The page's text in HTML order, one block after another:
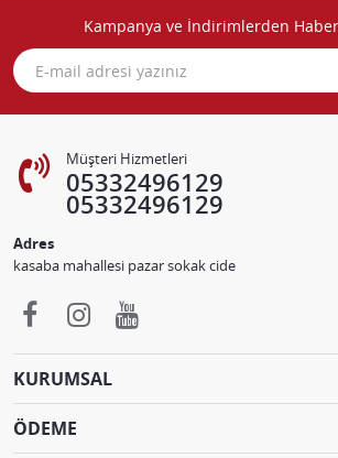
Kampanya ve İndirimlerden
Müşteri Hizmetleri
05332496129
05332496129
Adres
kasaba mahallesi pazar sokak cide
KURUMSAL
ÖDEME